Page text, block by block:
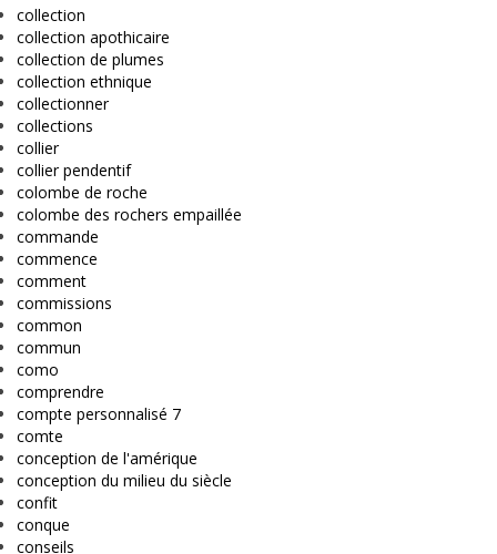
collection
collection apothicaire
collection de plumes
collection ethnique
collectionner
collections
collier
collier pendentif
colombe de roche
colombe des rochers empaillée
commande
commence
comment
commissions
common
commun
como
comprendre
compte personnalisé 7
comte
conception de l'amérique
conception du milieu du siècle
confit
conque
conseils